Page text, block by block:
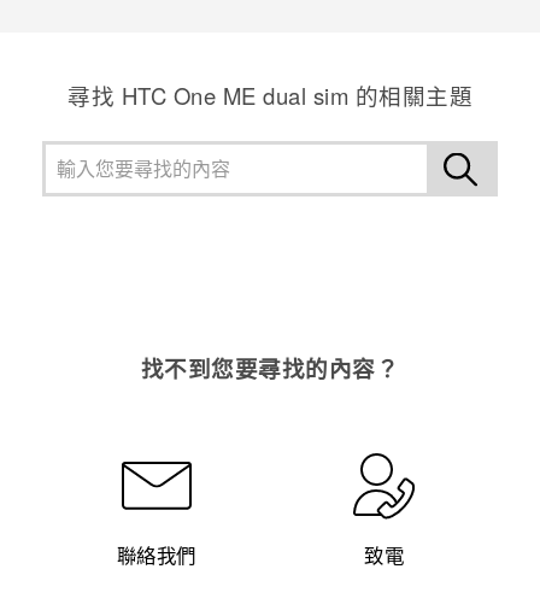
尋找 HTC One ME dual sim 的相關主題
找不到您要尋找的內容？
聯絡我們 致電